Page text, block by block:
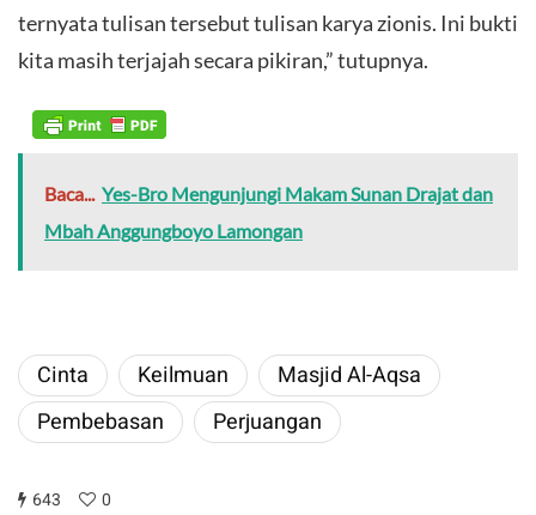
ternyata tulisan tersebut tulisan karya zionis. Ini bukti
kita masih terjajah secara pikiran,” tutupnya.
Baca... Yes-Bro Mengunjungi Makam Sunan Drajat dan
Mbah Anggungboyo Lamongan
Cinta Keilmuan
Masjid Al-Aqsa
Pembebasan
Perjuangan
643 0